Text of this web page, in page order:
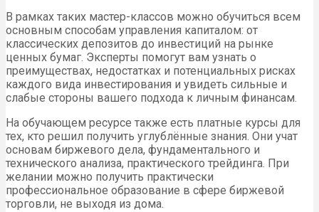
В рамках таких мастер-классов можно обучиться всем
основным способам управления капиталом: от
классических депозитов до инвестиций на рынке
ценных бумаг. Эксперты помогут вам узнать о
преимуществах, недостатках и потенциальных рисках
каждого вида инвестирования и увидеть сильные и
слабые стороны вашего подхода к личным финансам.
На обучающем ресурсе также есть платные курсы для
тех, кто решил получить углублённые знания. Они учат
основам биржевого дела, фундаментального и
технического анализа, практического трейдинга. При
желании можно получить практически
профессиональное образование в сфере биржевой
торговли, не выходя из дома.